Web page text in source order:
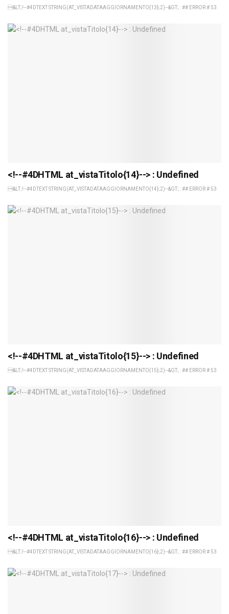
&LT;!--#4DTEXT STRING(AT_VISTADATAAGGIORNAMENTO{13};2)--&GT; : ## ERROR # 53
<!--#4DHTML at_vistaTitolo{14}--> : Undefined
&LT;!--#4DTEXT STRING(AT_VISTADATAAGGIORNAMENTO{14};2)--&GT; : ## ERROR # 53
<!--#4DHTML at_vistaTitolo{15}--> : Undefined
&LT;!--#4DTEXT STRING(AT_VISTADATAAGGIORNAMENTO{15};2)--&GT; : ## ERROR # 53
<!--#4DHTML at_vistaTitolo{16}--> : Undefined
&LT;!--#4DTEXT STRING(AT_VISTADATAAGGIORNAMENTO{16};2)--&GT; : ## ERROR # 53